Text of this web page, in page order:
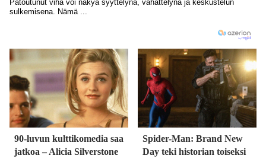
90-luvun kulttikomedia saa
jatkoa – Alicia Silverstone
Spider-Man: Brand New
Day teki historian toiseksi